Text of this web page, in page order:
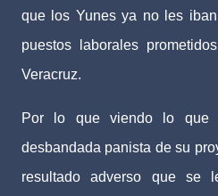
que los Yunes ya no les
puestos laborales
Veracruz.
Por lo que viendo lo que
desbandada panista de su
resultado adverso que se